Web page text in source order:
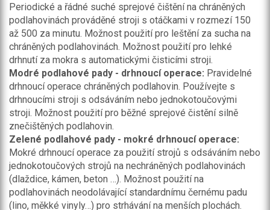
Periodické a řádné suché sprejové čištění na chráněných
podlahovinách prováděné stroji s otáčkami v rozmezí 150
až 500 za minutu. Možnost použití pro leštění za sucha na
chráněných podlahovinách. Možnost použití pro lehké
drhnutí za mokra s automatickými čisticími stroji.
Modré podlahové pady - drhnoucí operace: Pravidelné
drhnoucí operace chráněných podlahovin. Používejte s
drhnoucími stroji s odsáváním nebo jednokotoučovými
stroji. Možnost použití pro běžné sprejové čistění silně
znečištěných podlahovin.
Zelené podlahové pady - mokré drhnoucí operace:
Mokré drhnoucí operace za použití strojů s odsáváním nebo
jednokotoučových strojů na nechráněných podlahovinách
(dlaždice, kámen, beton …). Možnost použití na
podlahovinách neodolávající standardnímu černému padu
(lino, měkké vinyly…) pro strhávání na menších plochách.